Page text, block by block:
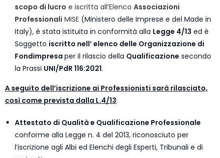
scopo di lucro e iscritta all’Elenco Associazioni
Professionali MISE (Ministero delle Imprese e del Made in
Italy), è stata istituita in conformità alla Legge 4/13 ed è
Soggetto iscritto nell’ elenco delle Organizzazione di
Fondimpresa per il rilascio della Qualificazione secondo
la Prassi UNI/PdR 116:2021.
A seguito dell’iscrizione ai Professionisti sarà rilasciato,
così come prevista dalla L.4/13:
Attestato di Qualità e Qualificazione Professionale
conforme alla Legge n. 4 del 2013, riconosciuto per
l’iscrizione agli Albi ed Elenchi degli Esperti, Tribunali e di